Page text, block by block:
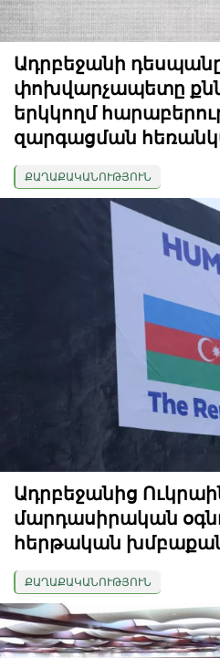
Ադրբեջանի
փոխվարչապետը
երկկողմ
զարգացման
ՔԱՂԱՔԱԿԱՆՈՒԹՅՈՒՆ
Ադրբեջանից
մարդասիրական
հերթական
ՔԱՂԱՔԱԿԱՆՈՒԹՅՈՒՆ